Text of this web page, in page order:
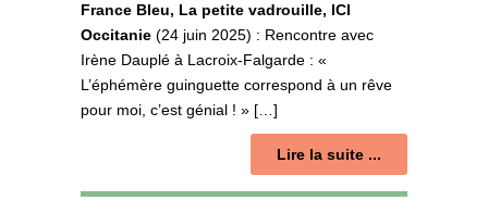
France Bleu, La petite vadrouille, ICI
Occitanie (24 juin 2025) : Rencontre avec
Irène Dauplé à Lacroix-Falgarde : «
L’éphémère guinguette correspond à un rêve
pour moi, c’est génial ! » […]
Lire la suite ...